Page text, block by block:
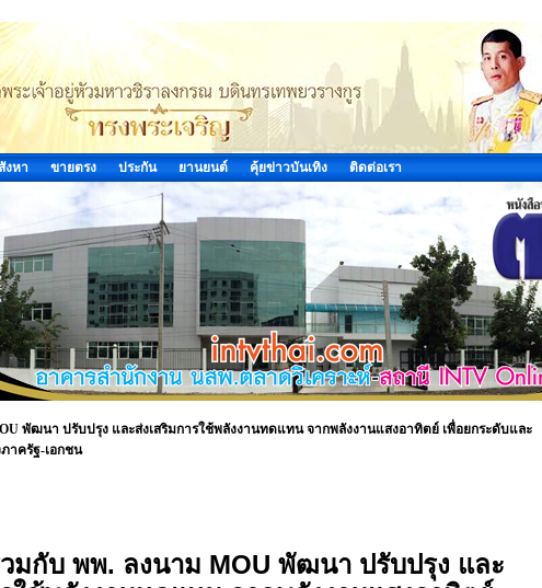
งหา ขายตรง ประกัน ยานยนต์ คุ้ยข่าวบันเทิง ติดต่อเรา
พัฒนา ปรับปรุง และส่งเสริมการใช้พลังงานทดแทน จากพลังงานแสงอาทิตย์ เพื่อยกระดับและ
าครัฐ-เอกชน
มกับ พพ. ลงนาม MOU พัฒนา ปรับปรุง และ